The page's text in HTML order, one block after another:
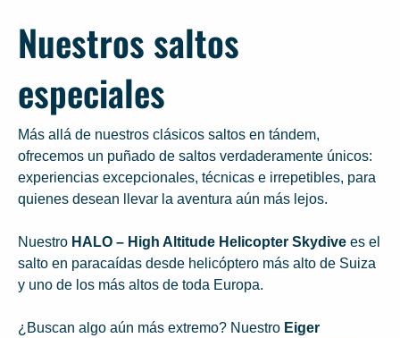
Nuestros saltos
especiales
Más allá de nuestros clásicos saltos en tándem,
ofrecemos un puñado de saltos verdaderamente únicos:
experiencias excepcionales, técnicas e irrepetibles, para
quienes desean llevar la aventura aún más lejos.
Nuestro HALO – High Altitude Helicopter Skydive es el
salto en paracaídas desde helicóptero más alto de Suiza
y uno de los más altos de toda Europa.
¿Buscan algo aún más extremo? Nuestro Eiger